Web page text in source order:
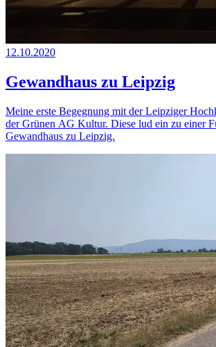
12.10.2020
Gewandhaus zu Leipzig
Meine erste Begegnung mit der Leipziger
der Grünen AG Kultur. Diese lud ein zu einer
Gewandhaus zu Leipzig.